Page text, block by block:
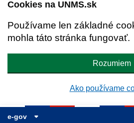
Cookies na UNMS.sk
Používame len základné
mohla táto stránka fungovať.
Rozumiem
Ako používame
e-gov